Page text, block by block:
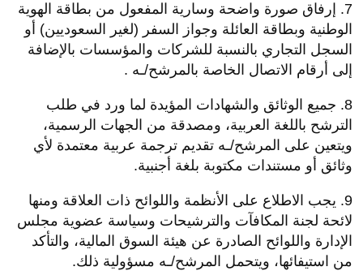
7. إرفاق صورة واضحة وسارية المفعول من بطاقة الهوية
الوطنية وبطاقة العائلة وجواز السفر (لغير السعوديين) أو
السجل التجاري بالنسبة للشركات والمؤسسات بالإضافة
إلى أرقام الاتصال الخاصة بالمرشح/ـه .
8. جميع الوثائق والشهادات المؤيدة لما ورد في طلب
الترشح باللغة العربية، ومصدقة من الجهات الرسمية،
ويتعين على المرشح/ـه تقديم ترجمة عربية معتمدة لأي
وثائق أو مستندات مكتوبة بلغة أجنبية.
9. يجب الاطلاع على الأنظمة واللوائح ذات العلاقة ومنها
لائحة لجنة المكافآت والترشيحات وسياسة عضوية مجلس
الإدارة واللوائح الصادرة عن هيئة السوق المالية، والتأكد
من استيفائها، ويتحمل المرشح/ـه مسؤولية ذلك.